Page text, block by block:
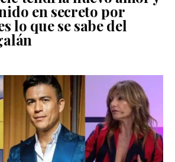
en secreto por
lo que se sabe del